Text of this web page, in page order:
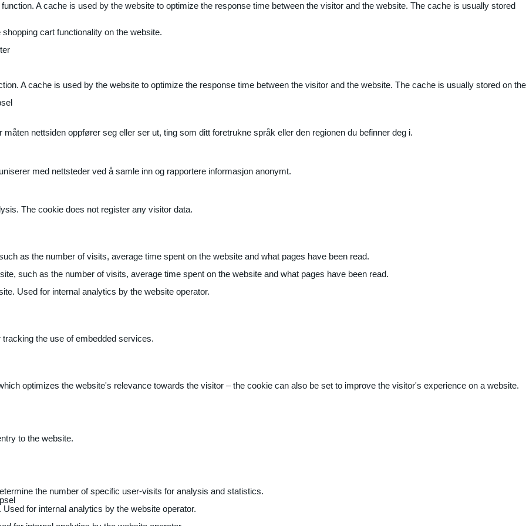
A cache is used by the website to optimize the response time between the visitor and the website. The cache is usually stored
cart functionality on the website.
A cache is used by the website to optimize the response time between the visitor and the website. The cache is usually stored on the
nettsiden oppfører seg eller ser ut, ting som ditt foretrukne språk eller den regionen du befinner deg i.
med nettsteder ved å samle inn og rapportere informasjon anonymt.
The cookie does not register any visitor data.
as the number of visits, average time spent on the website and what pages have been read.
such as the number of visits, average time spent on the website and what pages have been read.
Used for internal analytics by the website operator.
the use of embedded services.
optimizes the website's relevance towards the visitor – the cookie can also be set to improve the visitor's experience on a website.
to the website.
the number of specific user-visits for analysis and statistics.
for internal analytics by the website operator.